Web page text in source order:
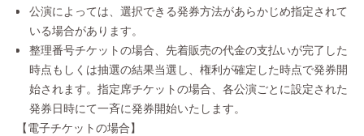
公演によっては、選択できる発券方法があらかじめ指定されて
いる場合があります。
整理番号チケットの場合、先着販売の代金の支払いが完了した
時点もしくは抽選の結果当選し、権利が確定した時点で発券開
始されます。指定席チケットの場合、各公演ごとに設定された
発券日時にて一斉に発券開始いたします。
【電子チケットの場合】